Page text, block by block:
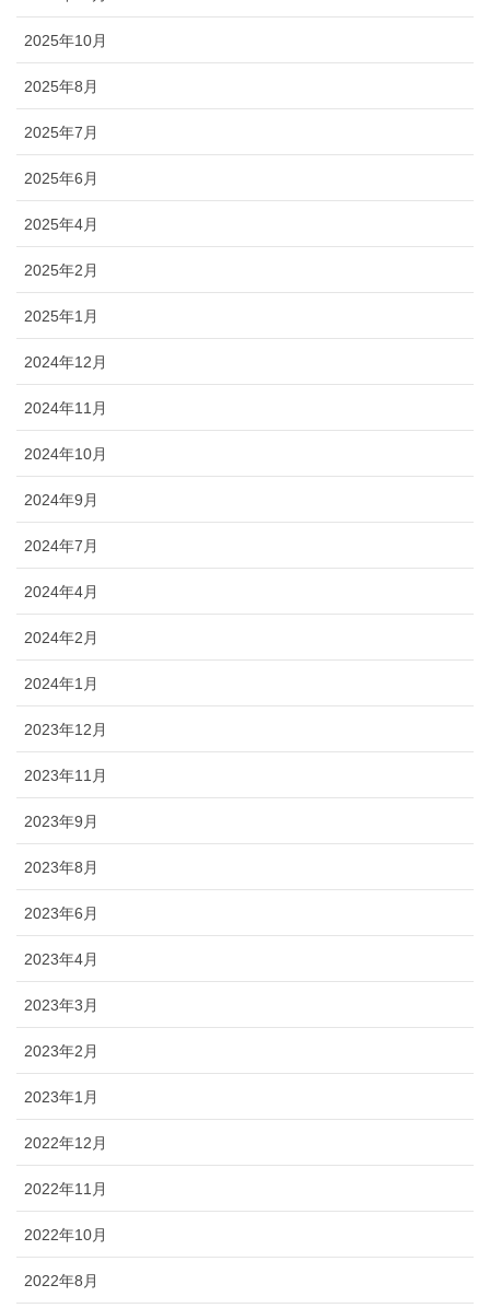
2025年10月
2025年8月
2025年7月
2025年6月
2025年4月
2025年2月
2025年1月
2024年12月
2024年11月
2024年10月
2024年9月
2024年7月
2024年4月
2024年2月
2024年1月
2023年12月
2023年11月
2023年9月
2023年8月
2023年6月
2023年4月
2023年3月
2023年2月
2023年1月
2022年12月
2022年11月
2022年10月
2022年8月